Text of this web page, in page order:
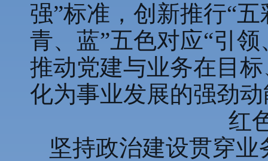
强”标准，创新推行“
青、蓝”五色对应“引
推动党建与业务在目
化为事业发展的强劲
红
坚持政治建设贯穿